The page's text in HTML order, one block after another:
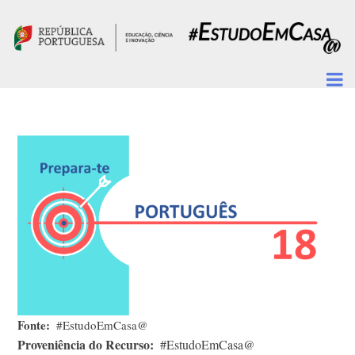
Fonte #EstudoEmCasa@
Proveniência do Recurso #EstudoEmCasa@